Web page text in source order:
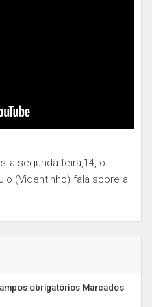
segunda-feira,14, o
(Vicentinho) fala sobre a
obrigatórios Marcados